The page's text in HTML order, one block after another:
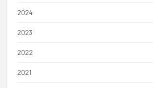
2024
2023
2022
2021